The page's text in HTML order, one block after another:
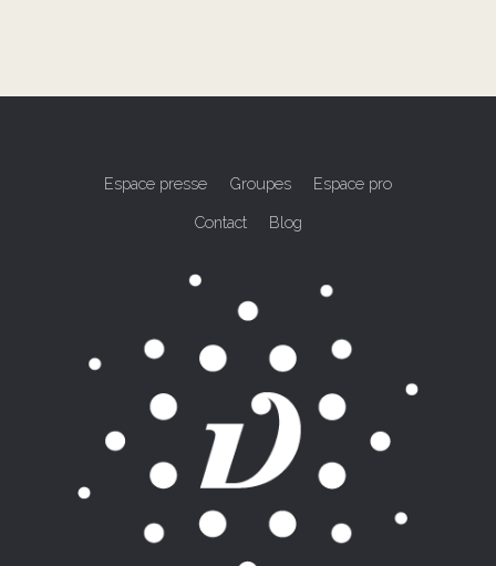
Espace presse Groupes Espace pro
Contact Blog